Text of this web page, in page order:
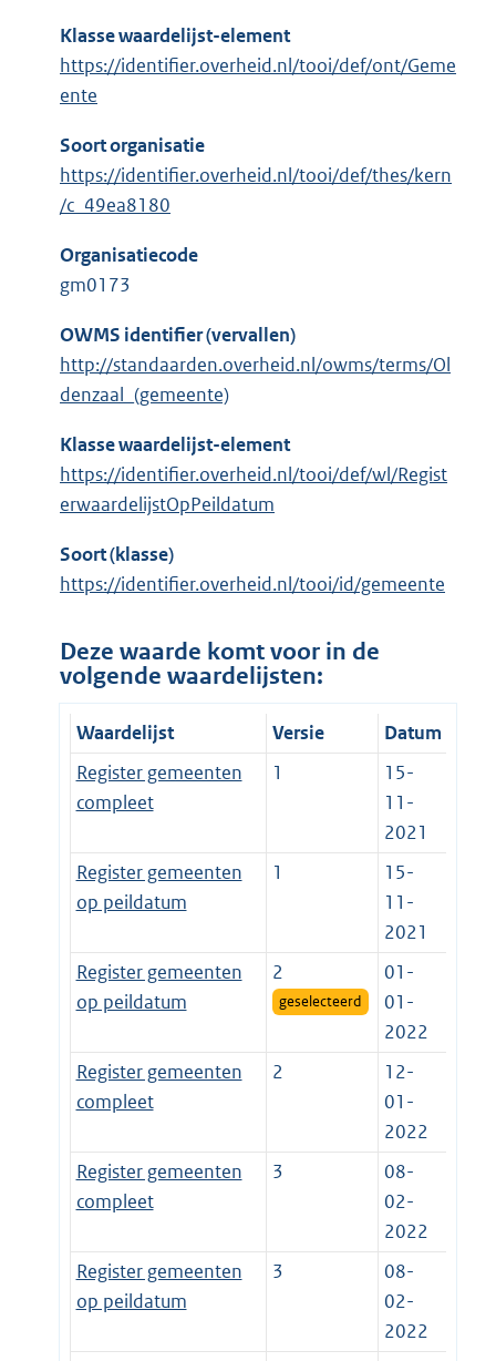
Klasse waardelijst-element
https://identifier.overheid.nl/tooi/def/ont/Geme
ente
Soort organisatie
https://identifier.overheid.nl/tooi/def/thes/kern
/c_49ea8180
Organisatiecode
gm0173
OWMS identifier (vervallen)
http://standaarden.overheid.nl/owms/terms/Ol
denzaal_(gemeente)
Klasse waardelijst-element
https://identifier.overheid.nl/tooi/def/wl/Regist
erwaardelijstOpPeildatum
Soort (klasse)
https://identifier.overheid.nl/tooi/id/gemeente
Deze waarde komt voor in de
volgende waardelijsten:
Waardelijst Versie
Datum
Register gemeenten
compleet
1
15-
11-
2021
Register gemeenten
op peildatum
1
15-
11-
2021
Register gemeenten
op peildatum
2
geselecteerd
01-
01-
2022
Register gemeenten
compleet
2
12-
01-
2022
Register gemeenten
compleet
3
08-
02-
2022
Register gemeenten
op peildatum
3
08-
02-
2022